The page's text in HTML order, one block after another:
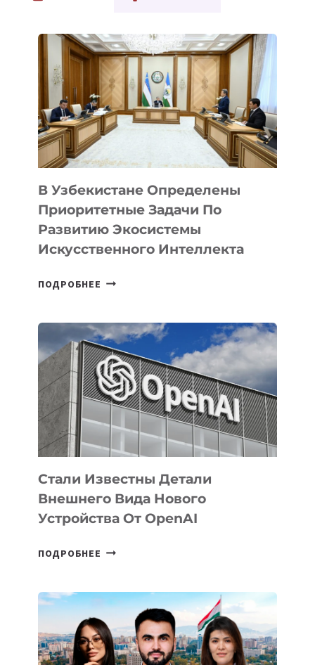
В Узбекистане Определены
Приоритетные Задачи По
Развитию Экосистемы
Искусственного Интеллекта
ПОДРОБНЕЕ В
ПРИОРИТЕТНЫЕ
ЗАДАЧИ
ПО
РАЗВИТИЮ
ЭКОСИСТЕМЫ
ИСКУССТВЕННОГО
ИНТЕЛЛЕКТА
Стали Известны Детали
Внешнего Вида Нового
Устройства От OpenAI
ПОДРОБНЕЕ СТАЛИ
ВНЕШНЕГО
ВИДА
НОВОГО
УСТРОЙСТВА